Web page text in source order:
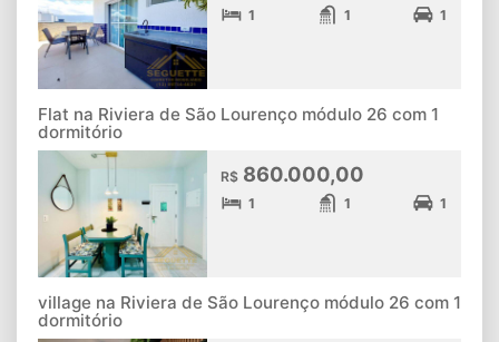
1 1 1
Flat na Riviera de São Lourenço módulo 26 com 1
dormitório
R$ 860.000,00
1 1 1
village na Riviera de São Lourenço módulo 26 com 1
dormitório